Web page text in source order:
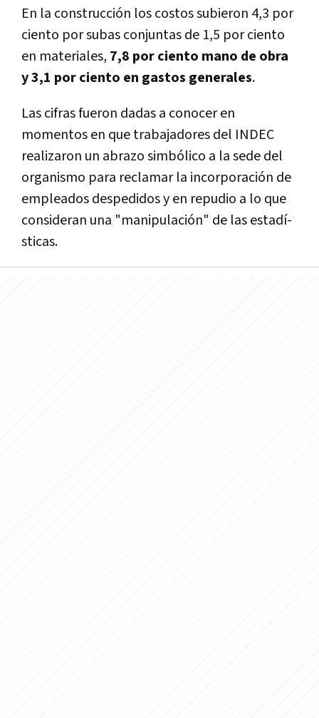
En la construcción los costos subieron 4,3 por
ciento por subas conjuntas de 1,5 por ciento
en materiales, 7,8 por ciento mano de obra
y 3,1 por ciento en gastos generales.
Las cifras fueron dadas a conocer en
momentos en que trabajadores del INDEC
realizaron un abrazo simbólico a la sede del
organismo para reclamar la incorporación de
empleados despedidos y en repudio a lo que
consideran una "manipulación" de las estadí­
sticas.